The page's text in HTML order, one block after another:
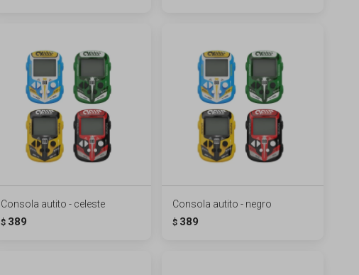
Consola autito - celeste
$ 389
Consola autito - negro
$ 389